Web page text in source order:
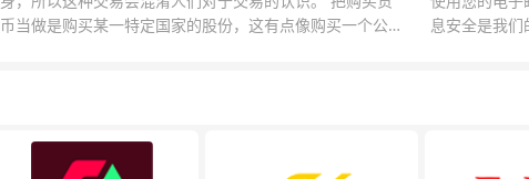
币当做是购买某一特定国家的股份，这有点像购买一个公司
息安全是我们